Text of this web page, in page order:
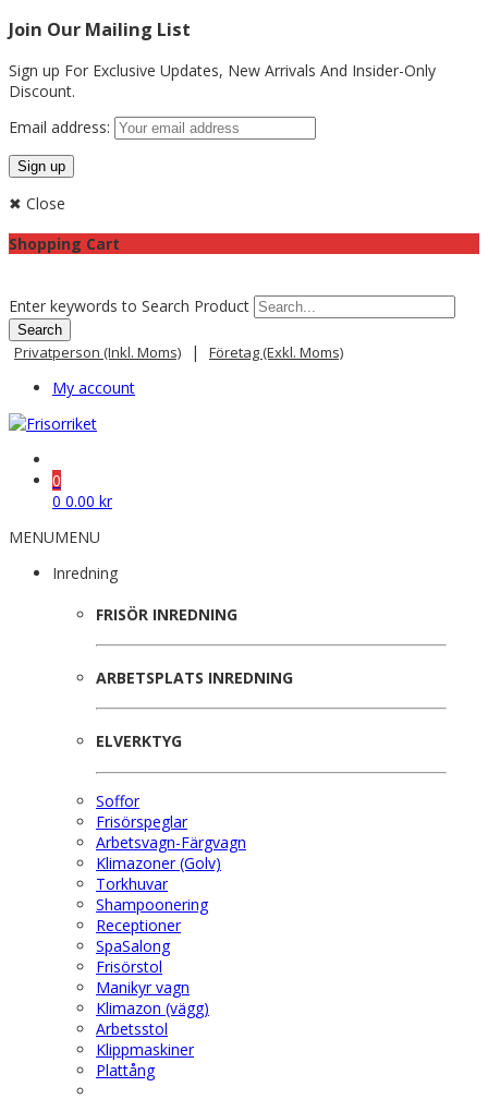
Join Our Mailing List
Sign up For Exclusive Updates, New Arrivals And Insider-Only
Discount.
Email address:
✖ Close
Shopping Cart
Enter keywords to Search Product
Privatperson (inkl. Moms) | Företag (exkl. Moms)
My account
0
0 0.00 kr
MENUMENU
Inredning
FRISÖR INREDNING
ARBETSPLATS INREDNING
ELVERKTYG
Soffor
Frisörspeglar
Arbetsvagn-Färgvagn
Klimazoner (Golv)
Torkhuvar
Shampoonering
Receptioner
SpaSalong
Frisörstol
Manikyr vagn
Klimazon (vägg)
Arbetsstol
Klippmaskiner
Plattång